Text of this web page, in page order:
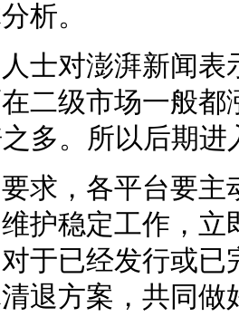
析。
对澎湃新闻表
二级市场一般
多。所以后期
，各平台要主
护稳定工作，
于已经发行或
退方案，共同